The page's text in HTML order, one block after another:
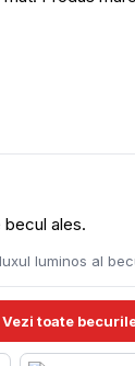
becul ales.
luminos al
Vezi toate